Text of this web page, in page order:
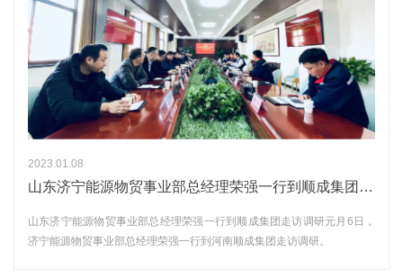
2023.01.08
山东济宁能源物贸事业部总经理荣强一行到顺成集团走访调研
山东济宁能源物贸事业部总经理荣强一行到顺成集团走访调研元月6日，
济宁能源物贸事业部总经理荣强一行到河南顺成集团走访调研。